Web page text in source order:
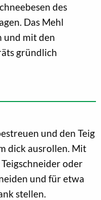
des
Das Mehl
und mit den
gründlich
und den Teig
dick ausrollen. Mit
oder
und für etwa
stellen.